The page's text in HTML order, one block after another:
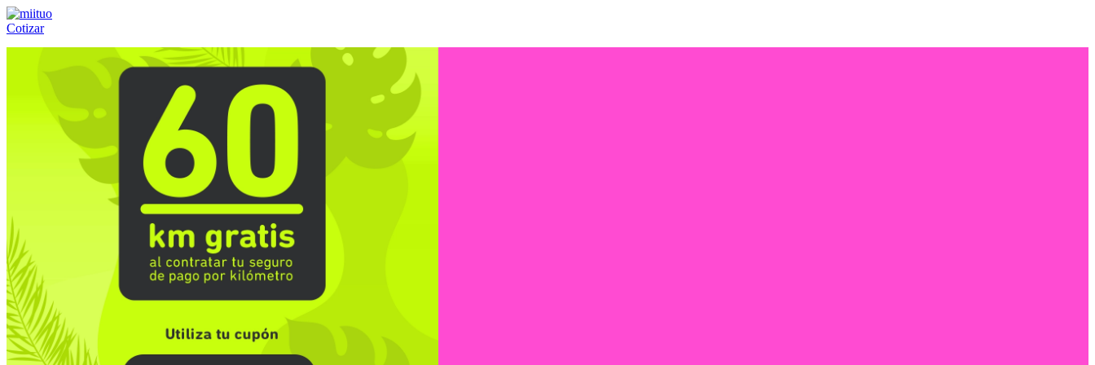
Cotizar
(55) 84-21-05-00ó800-953-00-59